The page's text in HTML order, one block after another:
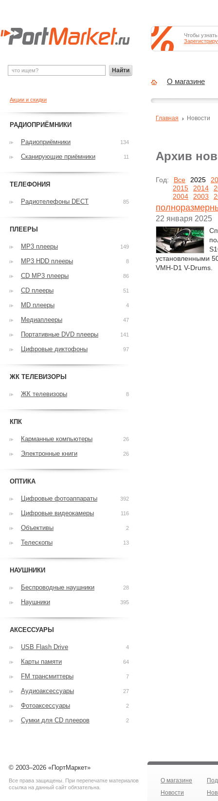
Архив
Год: Все 2025
2015
2014
2004
2003
22 января 2025
установленными
VMH-D1 V-Drums.
Главная Новости
Акции и скидки
РАДИОПРИЁМНИКИ
Радиоприёмники 134
Сканирующие приёмники 11
ТЕЛЕФОНИЯ
Радиотелефоны DECT 85
ПЛЕЕРЫ
MP3 плееры 149
MP3 HDD плееры 8
CD MP3 плееры 86
CD плееры 51
MD плееры 4
Медиаплееры 47
Портативные DVD плееры 141
Цифровые диктофоны 97
ЖК ТЕЛЕВИЗОРЫ
ЖК телевизоры 8
КПК
Карманные компьютеры 26
Электронные книги 26
ОПТИКА
Цифровые фотоаппараты 392
Цифровые видеокамеры 116
Объективы 2
Телескопы 13
НАУШНИКИ
Беспроводные наушники 28
Наушники 395
АКСЕССУАРЫ
USB Flash Drive 4
Карты памяти 64
FM трансмиттеры 7
Аудиоаксессуары 27
Фотоаксессуары 2
Сумки для CD плееров 2
Найти
Чтобы
О магазине
© 2003–2026 «ПортМаркет»
Все права защищены. При перепечатке материалов
ссылка на данный сайт обязательна.
О магазине
Новости